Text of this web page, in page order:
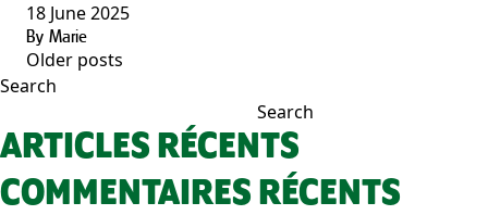
18 June 2025
By Marie
POSTS
NAVIGATION
Older posts
Search
Search
ARTICLES RÉCENTS
COMMENTAIRES RÉCENTS